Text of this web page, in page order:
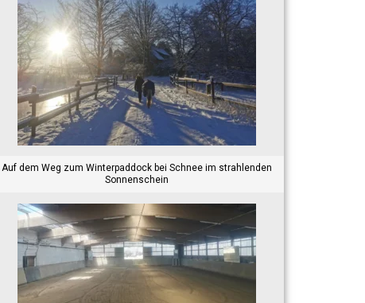
Auf dem Weg zum Winterpaddock bei Schnee im strahlenden
Sonnenschein